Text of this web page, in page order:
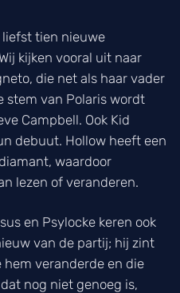
liefst tien nieuwe
kijken vooral uit naar
die net als haar vader
stem van Polaris wordt
Campbell. Ook Kid
debuut. Hollow heeft een
waardoor
lezen of veranderen.
en Psylocke keren ook
van de partij; hij zint
veranderde en die
nog niet genoeg is,